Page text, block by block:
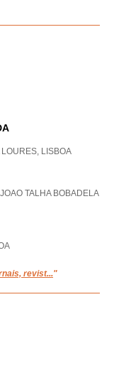
LISBOA
TALHA BOBADELA
revist..."